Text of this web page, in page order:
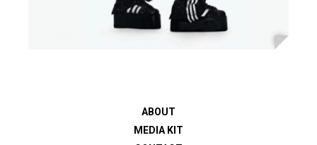
ABOUT
MEDIA KIT